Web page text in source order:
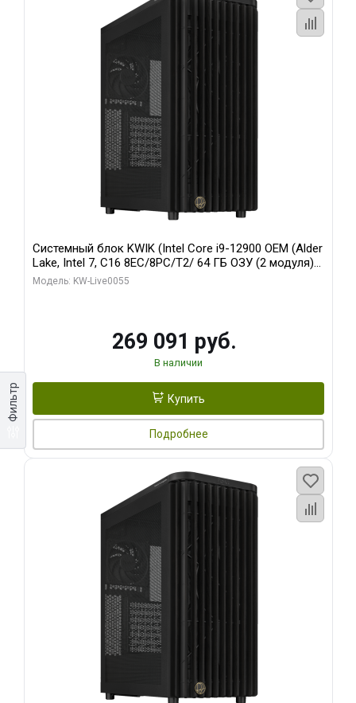
Фильтр
Системный блок KWIK (Intel Core i9-12900 OEM (Alder
Lake, Intel 7, C16 8EC/8PC/T2/ 64 ГБ ОЗУ (2 модуля)/
MSI RTX5080 SHADOW 3X OC 16GB GDDR7 256bit 3xDP
Модель: KW-Live0055
269 091 руб.
В наличии
Купить
Подробнее